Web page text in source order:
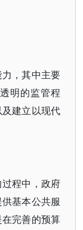
，其中主要
明的监管程
建立以现代
程中，政府
基本公共服
完善的预算